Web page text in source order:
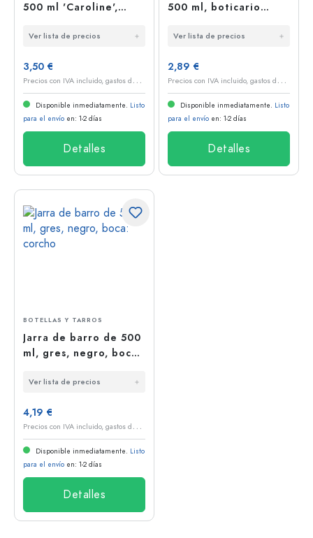
500 ml 'Caroline',
Ver lista de precios
3,50 €
P
recios con IVA incluido, gastos de envío excluidos
Disponible inmediatamente. Listo
para el envío en: 1-2 días
Detalles
500 ml, boticario
boca: corcho
Ver lista de precios
2,89 €
P
recios con IVA incluido, gastos de envío excluidos
Disponible inmediatamente. Listo
para el envío en: 1-2 días
Detalles
BOTELLAS Y TARROS
Jarra de barro de 500
ml, gres, negro, boca:
Ver lista de precios
4,19 €
P
recios con IVA incluido, gastos de envío excluidos
Disponible inmediatamente. Listo
para el envío en: 1-2 días
Detalles